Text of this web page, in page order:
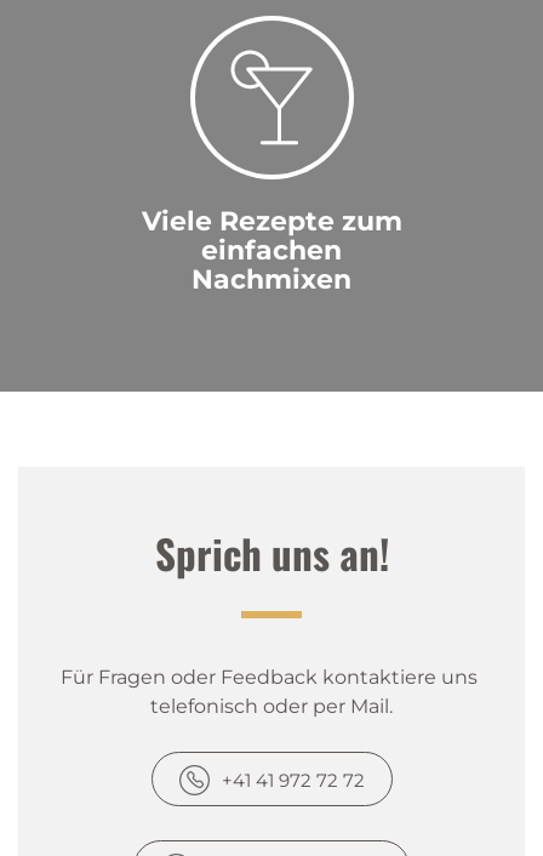
Viele Rezepte zum
einfachen
Nachmixen
Sprich uns an!
Für Fragen oder Feedback kontaktiere uns
telefonisch oder per Mail.
+41 41 972 72 72